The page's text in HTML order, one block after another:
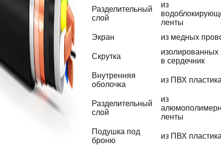
Разделительный
слой
из
ленты
Экран
из медных
Скрутка
изолированных
в сердечник
Внутренняя
оболочка
из ПВХ
Разделительный
слой
из
ленты
Подушка под
броню
из ПВХ